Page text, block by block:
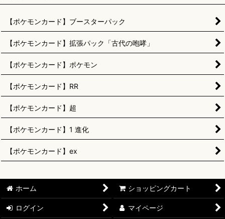
【ポケモンカード】ブースターパック
【ポケモンカード】拡張パック「古代の咆哮」
【ポケモンカード】ポケモン
【ポケモンカード】RR
【ポケモンカード】超
【ポケモンカード】1 進化
【ポケモンカード】ex
ホーム ショッピングカート
ログイン マイページ